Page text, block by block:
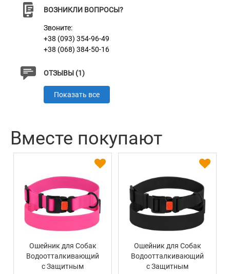
ВОЗНИКЛИ ВОПРОСЫ?
Звоните:
+38 (093) 354-96-49
+38 (068) 384-50-16
ОТЗЫВЫ (1)
Показать все
Вместе покупают
Ошейник для Собак
Водоотталкивающий
с Защитным
Ошейник для Собак
Водоотталкивающий
с Защитным